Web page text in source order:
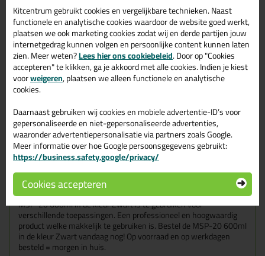
48x6,25p/st 36%korting
Waarom dit product?
Met5 sterrenbeoordeeld
Zeer duurzaam
Breed hechtspectrum
Weers- en UV- bestendig
Omschrijving Specificaties Reviews (1)
MSP-20 600ml in Zwart
Zoek je MSP-20 600ml in een specifieke kleur? Gevonden! Deze
MSP-20 600ml in de kleur Zwart is te gebruiken voor
verschillende toepassingen. Een professioneel en hoogwaardig
product welke makkelijk te gebruiken is. Bestel de MSP-20 600ml
in de kleur Zwart vandaag nog! Op voorraad en op werkdagen
besteld = morgen in huis.
Kitcentrum gebruikt cookies en vergelijkbare technieken. Naast
functionele en analytische cookies waardoor de website goed werkt,
plaatsen we ook marketing cookies zodat wij en derde partijen jouw
internetgedrag kunnen volgen en persoonlijke content kunnen laten
zien. Meer weten?Lees hier ons cookiebeleid. Door op "Cookies
accepteren" te klikken, ga je akkoord met alle cookies. Indien je kiest
voorweigeren, plaatsen we alleen functionele en analytische
cookies.
Daarnaast gebruiken wij cookies en mobiele advertentie-ID’s voor
gepersonaliseerde en niet-gepersonaliseerde advertenties,
waaronder advertentiepersonalisatie via partners zoals Google.
Meer informatie over hoe Google persoonsgegevens gebruikt:
https://business.safety.google/privacy/
Cookies accepteren